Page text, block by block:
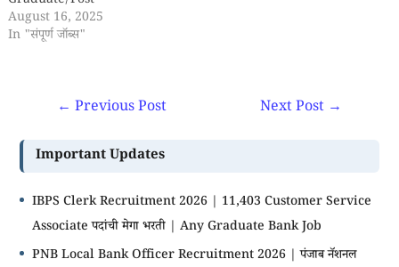
Graduate Diploma/Degree
NFSC Nagpur भरती 2025 -
जाहिराती नुसार 'Accountant,
'02' रिक्त जागांसाठी अर्ज मागविण्यात
येत आहेत. इच्छुक आणि पात्र
उमेदवारांनी दिनांक
'15/10/2025'…
August 16, 2025
In "संपूर्ण जॉब्स"
← Previous Post Next Post →
Important Updates
IBPS Clerk Recruitment 2026 | 11,403 Customer Service
Associate पदांची मेगा भरती | Any Graduate Bank Job
PNB Local Bank Officer Recruitment 2026 | पंजाब नॅशनल